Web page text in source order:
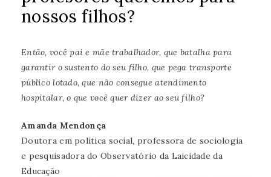
nossos filhos?
Então, você pai e mãe trabalhador, que batalha para
garantir o sustento do seu filho, que pega transporte
público lotado, que não consegue atendimento
hospitalar, o que você quer dizer ao seu filho?
Amanda Mendonça
Doutora em política social, professora de sociologia
e pesquisadora do Observatório da Laicidade da
Educação